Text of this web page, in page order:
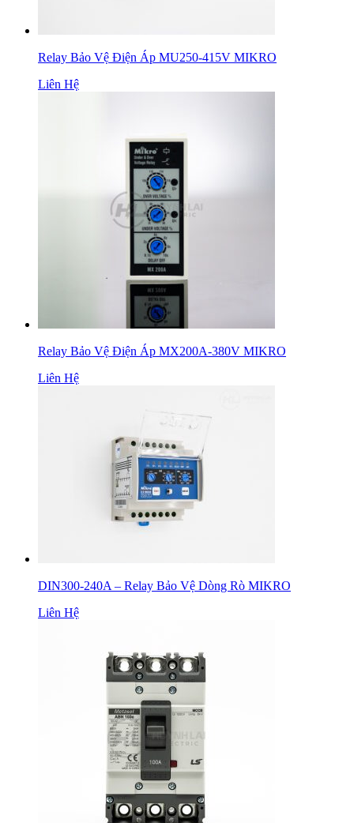
Relay Bảo Vệ Điện Áp MU250-415V MIKRO
Liên Hệ
Relay Bảo Vệ Điện Áp MX200A-380V MIKRO
Liên Hệ
DIN300-240A – Relay Bảo Vệ Dòng Rò MIKRO
Liên Hệ